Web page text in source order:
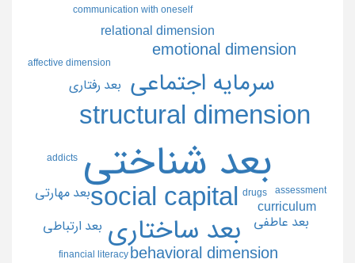
بعد شناختي
social capital
structural dimension
بعد ساختاري
سرمايه اجتماعي
behavioral dimension
emotional dimension
relational dimension
بعد رفتاري
بعد عاطفي
curriculum
بعد ارتباطي
بعد مهارتي
addicts
affective dimension
assessment
communication with oneself
drugs
financial literacy